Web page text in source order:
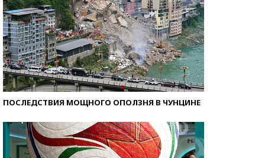
ПОСЛЕДСТВИЯ МОЩНОГО ОПОЛЗНЯ В ЧУНЦИНЕ